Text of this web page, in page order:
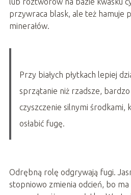
przywraca blask, ale też hamuje
minerałów.
Przy białych płytkach lepiej
sprzątanie niż rzadsze,
czyszczenie silnymi środkami,
osłabić fugę.
Odrębną rolę odgrywają fugi.
stopniowo zmienia odcień, bo